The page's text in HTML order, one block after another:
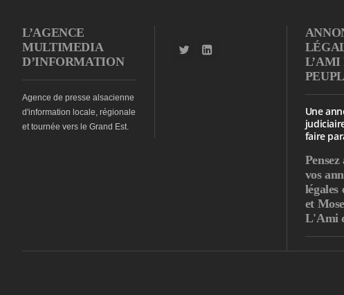
L’AGENCE
MULTIMEDIA
D’INFORMATION
Agence de presse alsacienne
d'information locale, régionale
et tournée vers le Grand Est.
L’AMI
Une
faire
vos
légales
et
L'Ami